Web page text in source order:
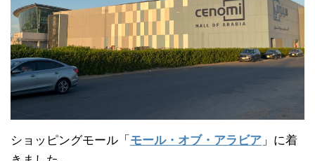
ショッピングモール「 モール・オブ・アラビア 」に着